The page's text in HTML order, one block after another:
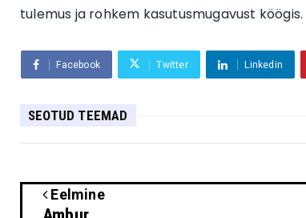
tulemus ja rohkem kasutusmugavust köögis.
Facebook Twitter Linkedin
SEOTUD TEEMAD
Eelmine